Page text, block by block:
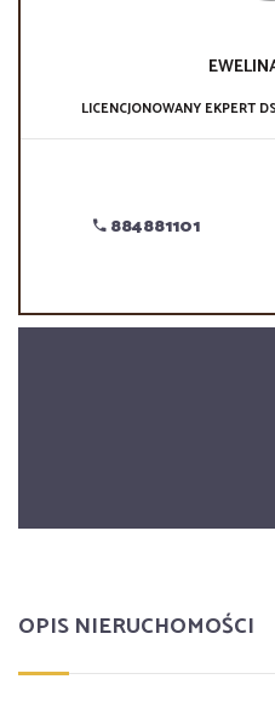
LICENCJONOWANY EKPERT
884881101
OPIS NIERUCHOMOŚCI